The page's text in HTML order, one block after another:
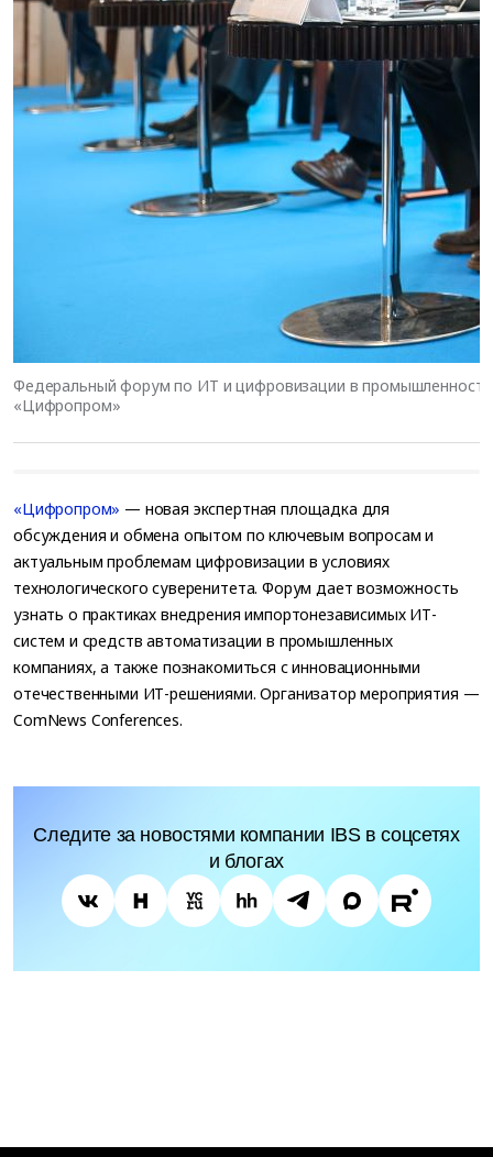
Федеральный форум по ИТ и цифровизации в промышленности
«Цифропром»
«Цифропром» — новая экспертная площадка для
обсуждения и обмена опытом по ключевым вопросам и
актуальным проблемам цифровизации в условиях
технологического суверенитета. Форум дает возможность
узнать о практиках внедрения импортонезависимых ИТ-
систем и средств автоматизации в промышленных
компаниях, а также познакомиться с инновационными
отечественными ИТ-решениями. Организатор мероприятия —
ComNews Conferences.
Следите за новостями компании IBS в соцсетях
и блогах